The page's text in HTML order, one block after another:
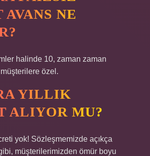
NE
halinde 10, zaman zaman
özel.
YILLIK
ALIYOR MU?
yok! Sözleşmemizde açıkça
müşterilerimizden ömür boyu